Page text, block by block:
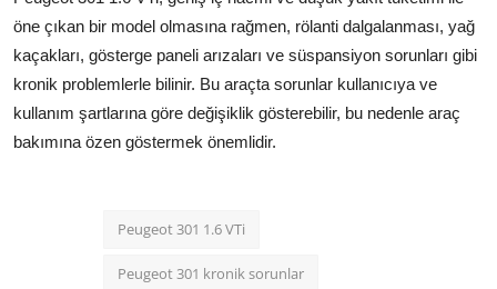
öne çıkan bir model olmasına rağmen, rölanti dalgalanması, yağ
kaçakları, gösterge paneli arızaları ve süspansiyon sorunları gibi
kronik problemlerle bilinir. Bu araçta sorunlar kullanıcıya ve
kullanım şartlarına göre değişiklik gösterebilir, bu nedenle araç
bakımına özen göstermek önemlidir.
Peugeot 301 1.6 VTi
Peugeot 301 kronik sorunlar